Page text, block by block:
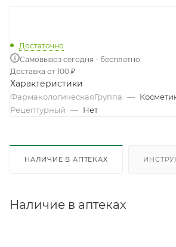
Достаточно
Самовывоз сегодня - бесплатно
Доставка от 100 ₽
Характеристики
ФармакологическаяГруппа —
Рецептурный — Нет
НАЛИЧИЕ В АПТЕКАХ
Наличие в аптеках